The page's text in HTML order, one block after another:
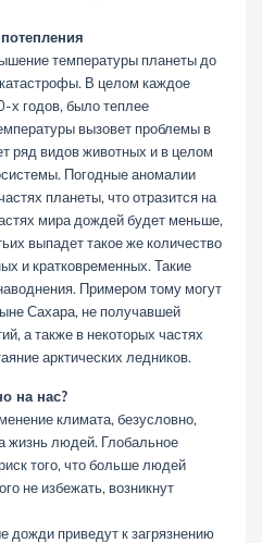
температуры планеты до
В целом каждое
х годов, было теплее
вызовет проблемы в
ряд видов животных и в целом
Погодные аномалии
планеты, что отразится на
мира дождей будет меньше,
выпадет такое же количество
и кратковременных. Такие
Примером тому могут
Сахара, не получавшей
а также в некоторых частях
арктических ледников.
на нас?
климата, безусловно,
жизнь людей. Глобальное
того, что больше людей
не избежать, возникнут
дожди приведут к загрязнению